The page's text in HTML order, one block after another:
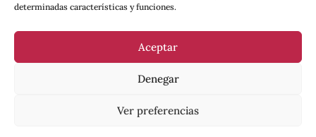
determinadas características y funciones.
Aceptar
Denegar
Ver preferencias
POLÍTICA DE PRIVACIDAD|AVISO LEGAL
Contenidos bajo licenciaCC BY-SA 4.0